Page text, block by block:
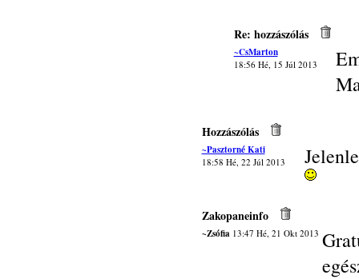
Re: hozzászólás
~CsMarton
18:56 Hé, 15 Júl 2013
Hozzászólás
~Pasztorné Kati
18:58 Hé, 22 Júl 2013
Zakopaneinfo
~Zsófia13:47 Hé, 21 Okt 2013